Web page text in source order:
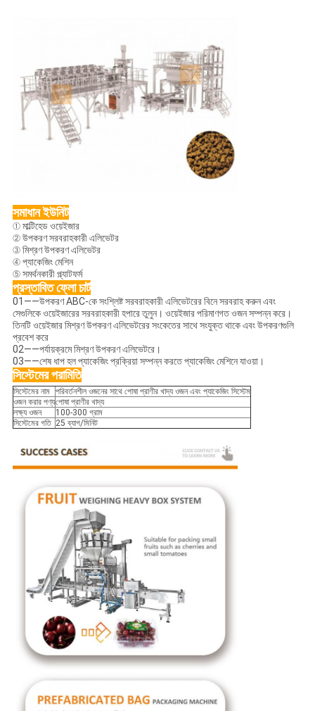
সমাধান ইউনিট
① মাল্টিহেড ওয়েইজার
② উপকরণ সরবরাহকারী এলিভেটর
③ মিশ্রণ উপকরণ এলিভেটর
④ প্যাকেজিং মেশিন
⑤ সমর্থনকারী প্ল্যাটফর্ম
প্রস্তাবিত ফ্লো চার্ট
01——উপকরণ ABC-কে সংশ্লিষ্ট সরবরাহকারী এলিভেটরের বিনে সরবরাহ করুন এবং
সেগুলিকে ওয়েইজারের সরবরাহকারী হপারে তুলুন। ওয়েইজার পরিমাণগত ওজন সম্পন্ন করে।
তিনটি ওয়েইজার মিশ্রণ উপকরণ এলিভেটরের সংকেতের সাথে সংযুক্ত থাকে এবং উপকরণগুলি
প্রবেশ করে
02——পর্যায়ক্রমে মিশ্রণ উপকরণ এলিভেটরে।
03——শেষ ধাপ হল প্যাকেজিং প্রক্রিয়া সম্পন্ন করতে প্যাকেজিং মেশিনে যাওয়া।
সিস্টেমের পরামিতি
সিস্টেমের নাম পরিবর্তনশীল ওজনের সাথে পোষা প্রাণীর খাদ্য ওজন এবং প্যাকেজিং সিস্টেম
ওজন করার পণ্যপোষা প্রাণীর খাদ্য
লক্ষ্য ওজন
100-300 গ্রাম
সিস্টেমের গতি 25 ব্যাগ/মিনিট